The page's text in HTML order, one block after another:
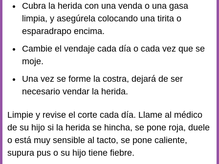
Cubra la herida con una venda o una gasa
limpia, y asegúrela colocando una tirita o
esparadrapo encima.
Cambie el vendaje cada día o cada vez que se
moje.
Una vez se forme la costra, dejará de ser
necesario vendar la herida.
Limpie y revise el corte cada día. Llame al médico
de su hijo si la herida se hincha, se pone roja, duele
o está muy sensible al tacto, se pone caliente,
supura pus o su hijo tiene fiebre.